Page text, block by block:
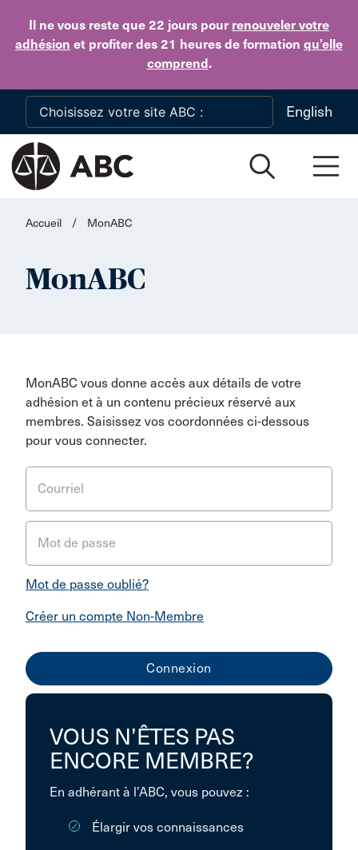
Il ne vous reste que 22 jours pour renouveler votre
adhésion et profiter des 21 heures de formation qu’elle
comprend.
Skip to main content
English
Accueil / MonABC
MonABC
MonABC vous donne accès aux détails de votre
adhésion et à un contenu précieux réservé aux
membres. Saisissez vos coordonnées ci-dessous
pour vous connecter.
Courriel
Mot de passe
Mot de passe oublié?
Créer un compte Non-Membre
VOUS N’ÊTES PAS
ENCORE MEMBRE?
En adhérant à l’ABC, vous pouvez :
Élargir vos connaissances